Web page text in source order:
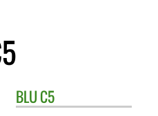
BLUC5